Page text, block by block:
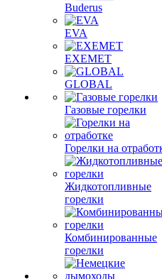
Buderus
EVA
EXEMET
GLOBAL
Газовые горелки
Горелки на
Жидкотопливные
горелки
Комбинированные
горелки